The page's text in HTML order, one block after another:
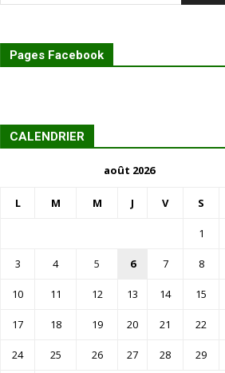
Pages Facebook
CALENDRIER
août 2026
L M M J V S
1
3 4 5 6 7 8
10 11 12 13 14 15
17 18 19 20 21 22
24 25 26 27 28 29